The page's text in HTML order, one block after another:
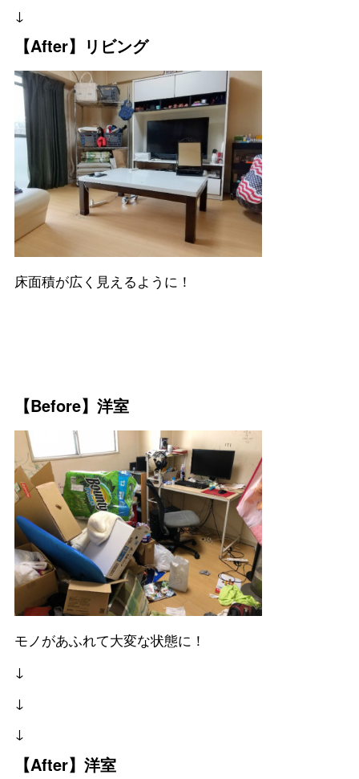
↓
【After】リビング
床面積が広く見えるように！
【Before】洋室
モノがあふれて大変な状態に！
↓
↓
↓
【After】洋室